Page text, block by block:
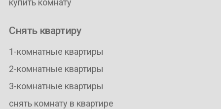
купить комнату
Снять квартиру
1-комнатные квартиры
2-комнатные квартиры
3-комнатные квартиры
снять комнату в квартире